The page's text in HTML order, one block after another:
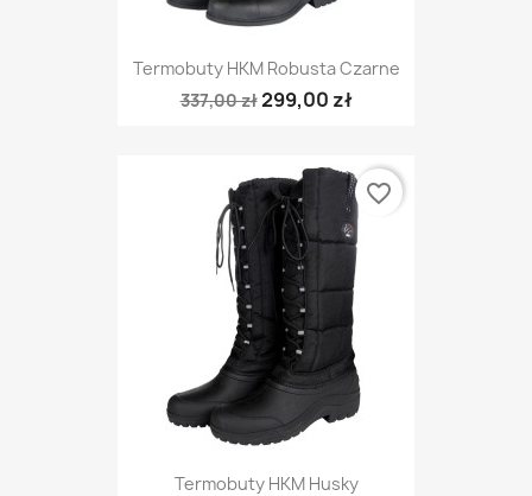
Termobuty HKM Robusta Czarne
337,00 zł299,00 zł
Termobuty HKM Husky
favorite_border